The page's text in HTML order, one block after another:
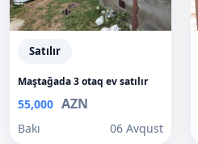
Satılır
Maştağada 3 otaq ev satılır
55,000 AZN
Bakı 06 Avqust